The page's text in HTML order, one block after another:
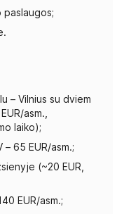
paslaugos;
– Vilnius su dviem
asm.,
laiko);
65 EUR/asm.;
(~20 EUR,
EUR/asm.;